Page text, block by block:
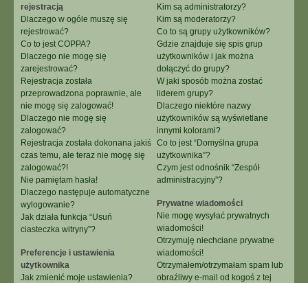
rejestracją
Dlaczego w ogóle muszę się
rejestrować?
Co to jest COPPA?
Dlaczego nie mogę się
zarejestrować?
Rejestracja została
przeprowadzona poprawnie, ale
nie mogę się zalogować!
Dlaczego nie mogę się
zalogować?
Rejestracja została dokonana jakiś
czas temu, ale teraz nie mogę się
zalogować?!
Nie pamiętam hasła!
Dlaczego następuje automatyczne
wylogowanie?
Jak działa funkcja “Usuń
ciasteczka witryny”?
Preferencje i ustawienia
użytkownika
Jak zmienić moje ustawienia?
Kim są administratorzy?
Kim są moderatorzy?
Co to są grupy użytkowników?
Gdzie znajduje się spis grup
użytkowników i jak można
dołączyć do grupy?
W jaki sposób można zostać
liderem grupy?
Dlaczego niektóre nazwy
użytkowników są wyświetlane
innymi kolorami?
Co to jest “Domyślna grupa
użytkownika”?
Czym jest odnośnik “Zespół
administracyjny”?
Prywatne wiadomości
Nie mogę wysyłać prywatnych
wiadomości!
Otrzymuję niechciane prywatne
wiadomości!
Otrzymałem/otrzymałam spam lub
obraźliwy e-mail od kogoś z tej